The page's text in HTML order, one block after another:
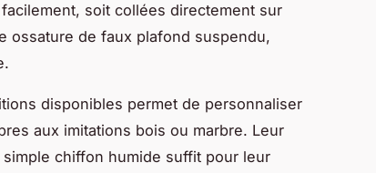
facilement, soit collées directement sur
ossature de faux plafond suspendu,
disponibles permet de personnaliser
aux imitations bois ou marbre. Leur
chiffon humide suffit pour leur